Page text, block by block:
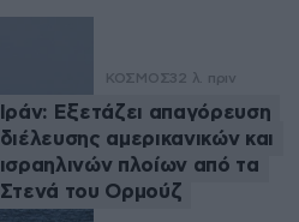
ΚΟΣΜΟΣ32 λ. πριν
Ιράν: Εξετάζει απαγόρευση
διέλευσης αμερικανικών και
ισραηλινών πλοίων από τα
Στενά του Ορμούζ